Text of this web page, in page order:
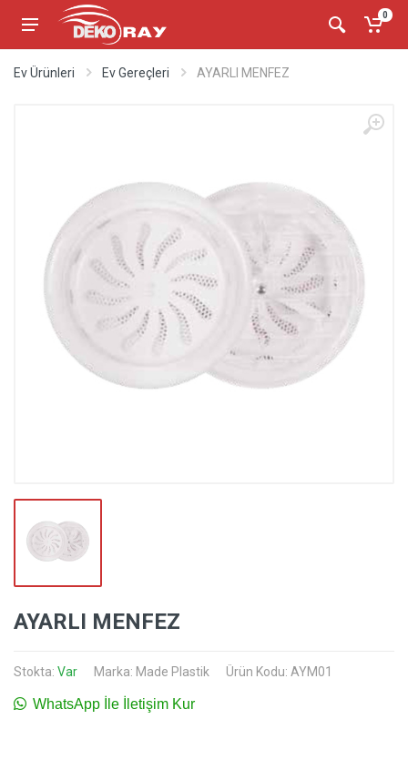
0
Ev Ürünleri Ev Gereçleri AYARLI MENFEZ
AYARLI MENFEZ
Stokta: Var Marka: Made Plastik Ürün Kodu: AYM01
WhatsApp İle İletişim Kur